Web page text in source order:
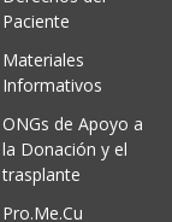
Paciente
Materiales
Informativos
ONGs de Apoyo a
la Donación y el
trasplante
Pro.Me.Cu